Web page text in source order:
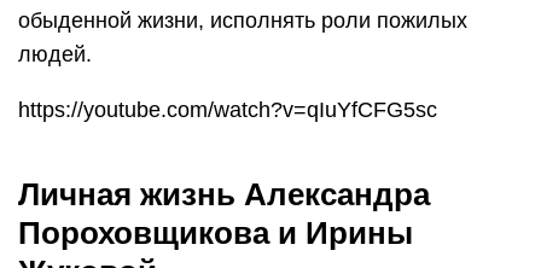
обыденной жизни, исполнять роли пожилых
людей.
https://youtube.com/watch?v=qIuYfCFG5sc
Личная жизнь Александра
Пороховщикова и Ирины